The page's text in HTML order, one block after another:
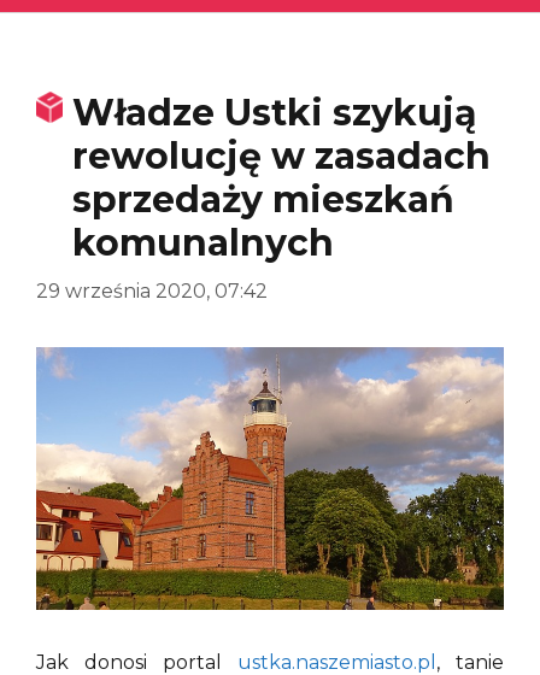
Władze Ustki szykują
rewolucję w zasadach
sprzedaży mieszkań
komunalnych
29 września 2020, 07:42
Jak donosi portal ustka.naszemiasto.pl , tanie